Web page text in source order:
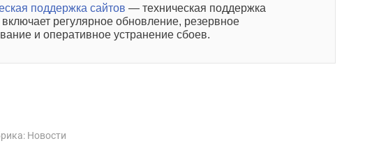
поддержка сайтов — техническая поддержка
включает регулярное обновление, резервное
и оперативное устранение сбоев.
Новости